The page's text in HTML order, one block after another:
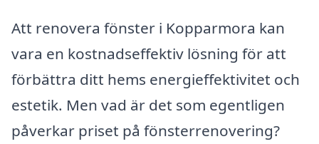
Att renovera fönster i Kopparmora kan
vara en kostnadseffektiv lösning för att
förbättra ditt hems energieffektivitet och
estetik. Men vad är det som egentligen
påverkar priset på fönsterrenovering?